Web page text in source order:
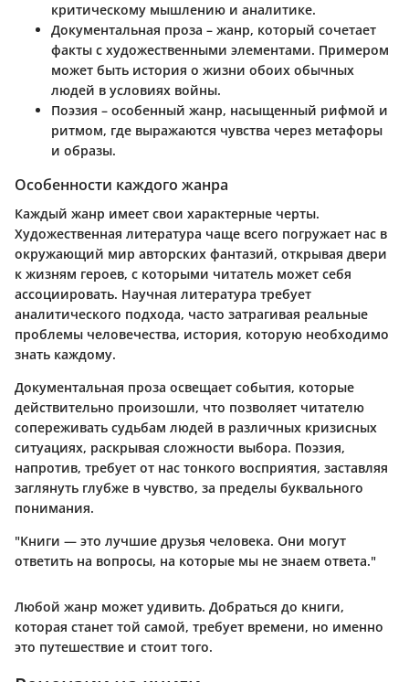
критическому мышлению и аналитике.
Документальная проза – жанр, который сочетает
факты с художественными элементами. Примером
может быть история о жизни обоих обычных
людей в условиях войны.
Поэзия – особенный жанр, насыщенный рифмой и
ритмом, где выражаются чувства через метафоры
и образы.
Особенности каждого жанра
Каждый жанр имеет свои характерные черты.
Художественная литература чаще всего погружает нас в
окружающий мир авторских фантазий, открывая двери
к жизням героев, с которыми читатель может себя
ассоциировать. Научная литература требует
аналитического подхода, часто затрагивая реальные
проблемы человечества, история, которую необходимо
знать каждому.
Документальная проза освещает события, которые
действительно произошли, что позволяет читателю
сопереживать судьбам людей в различных кризисных
ситуациях, раскрывая сложности выбора. Поэзия,
напротив, требует от нас тонкого восприятия, заставляя
заглянуть глубже в чувство, за пределы буквального
понимания.
"Книги — это лучшие друзья человека. Они могут
ответить на вопросы, на которые мы не знаем ответа."
Любой жанр может удивить. Добраться до книги,
которая станет той самой, требует времени, но именно
это путешествие и стоит того.